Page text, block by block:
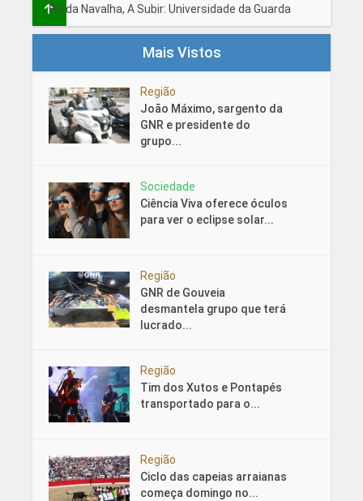
Fio da Navalha, A Subir: Universidade da Guarda
Mais Vistos
Região
João Máximo, sargento da
GNR e presidente do
grupo...
Sociedade
Ciência Viva oferece óculos
para ver o eclipse solar...
Região
GNR de Gouveia
desmantela grupo que terá
lucrado...
Região
Tim dos Xutos e Pontapés
transportado para o...
Região
Ciclo das capeias arraianas
começa domingo no...